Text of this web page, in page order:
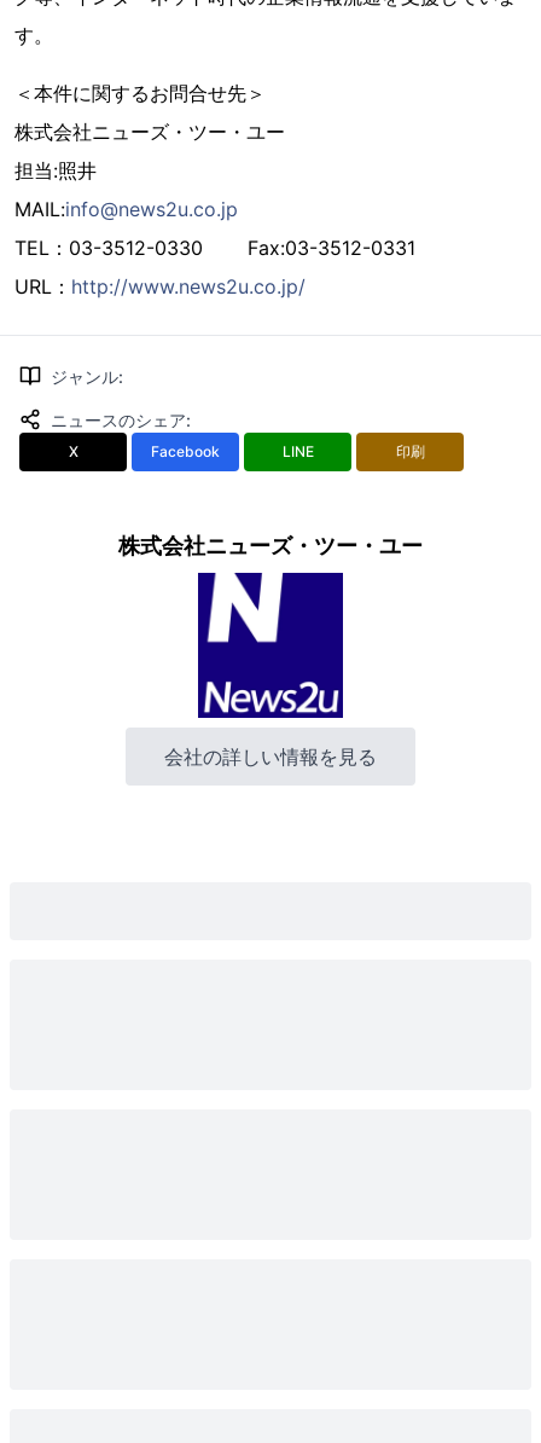
す。
＜本件に関するお問合せ先＞
株式会社ニューズ・ツー・ユー
担当:照井
MAIL:info@news2u.co.jp
TEL：03-3512-0330 Fax:03-3512-0331
URL： http://www.news2u.co.jp/
ジャンル:
ニュースのシェア:
X Facebook LINE 印刷
株式会社ニューズ・ツー・ユー
会社の詳しい情報を見る